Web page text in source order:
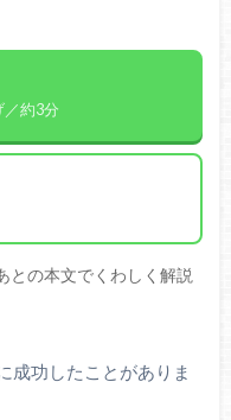
／約3分
との本文でくわしく解説
成功したことがありま